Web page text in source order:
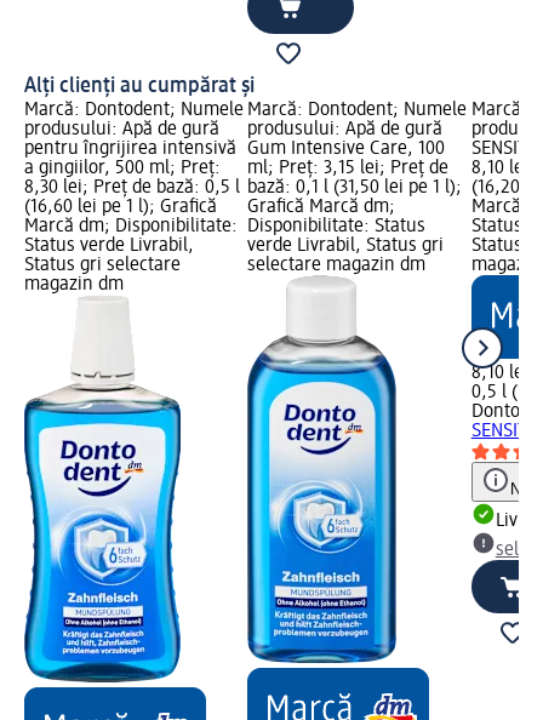
Alți clienți au cumpărat și
Marcă: Dontodent; Numele
produsului: Apă de gură
pentru îngrijirea intensivă
a gingiilor, 500 ml; Preț:
8,30 lei; Preț de bază: 0,5 l
(16,60 lei pe 1 l); Grafică
Marcă dm; Disponibilitate:
Status verde Livrabil,
Status gri selectare
magazin dm
Marcă: Dontodent; Numele
produsului: Apă de gură
Gum Intensive Care, 100
ml; Preț: 3,15 lei; Preț de
bază: 0,1 l (31,50 lei pe 1 l);
Grafică Marcă dm;
Disponibilitate: Status
verde Livrabil, Status gri
selectare magazin dm
Marcă:
8,10 lei;
(16,20
Marcă
Status
Status
8,10 lei
0,5 l
Notă